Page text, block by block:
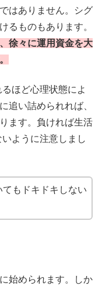
はありません。シグ
るものもあります。
徐々に運用資金を大
ほど心理状態によ
追い詰められれば、
ます。負ければ生活
ように注意しまし
もドキドキしない
始められます。しか